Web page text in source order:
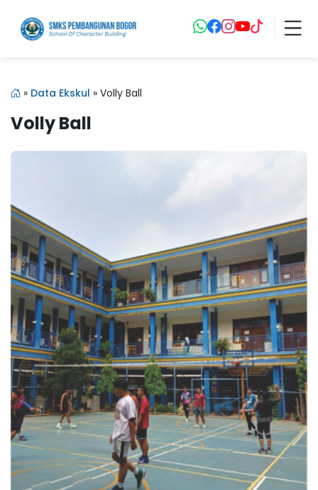
» Data Ekskul » Volly Ball
Volly Ball